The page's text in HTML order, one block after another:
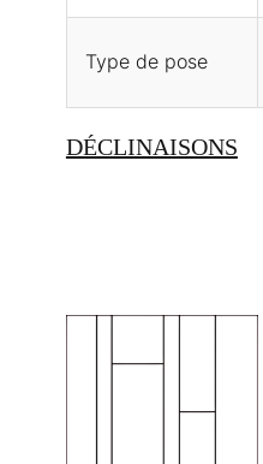
Type de pose
DÉCLINAISONS